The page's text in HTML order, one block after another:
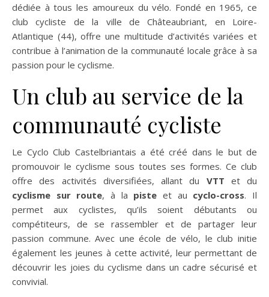
dédiée à tous les amoureux du vélo. Fondé en 1965, ce
club cycliste de la ville de Châteaubriant, en Loire-
Atlantique (44), offre une multitude d’activités variées et
contribue à l’animation de la communauté locale grâce à sa
passion pour le cyclisme.
Un club au service de la
communauté cycliste
Le Cyclo Club Castelbriantais a été créé dans le but de
promouvoir le cyclisme sous toutes ses formes. Ce club
offre des activités diversifiées, allant du VTT et du
cyclisme sur route, à la piste et au cyclo-cross. Il
permet aux cyclistes, qu’ils soient débutants ou
compétiteurs, de se rassembler et de partager leur
passion commune. Avec une école de vélo, le club initie
également les jeunes à cette activité, leur permettant de
découvrir les joies du cyclisme dans un cadre sécurisé et
convivial.